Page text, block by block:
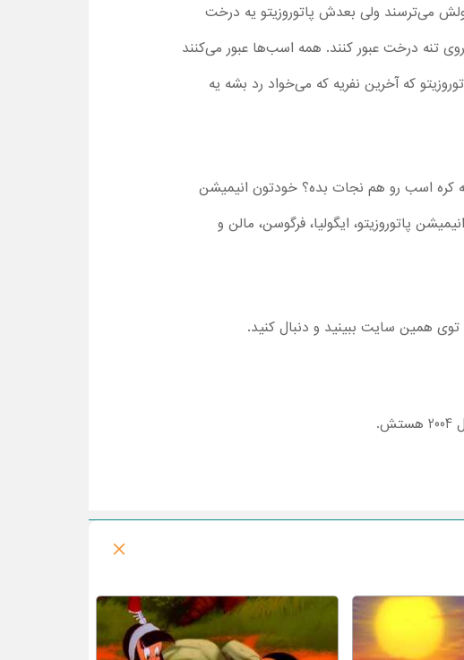
می‌ترسند ولی بعدش پاتوروزیتو یه درخت
تنه درخت عبور کنند. همه اسب‌ها عبور می‌کنند
که آخرین نفریه که می‌خواد رد بشه یه
کره اسب رو هم نجات بده؟ خودتون انیمیشن
پاتوروزیتو، ایگولیا، فرگوسن، مالن و
همین سایت ببینید و دنبال کنید.